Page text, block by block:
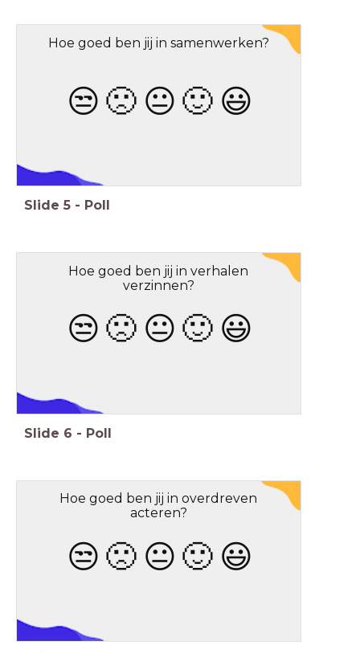
Hoe goed ben jij in samenwerken?
😒 🙁 😐 🙂 😃
Slide 5 - Poll
Hoe goed ben jij in verhalen
verzinnen?
😒 🙁 😐 🙂 😃
Slide 6 - Poll
Hoe goed ben jij in overdreven
acteren?
😒 🙁 😐 🙂 😃